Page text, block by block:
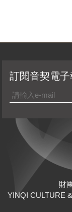
財
YINQI CULTURE
訂閱音契電子